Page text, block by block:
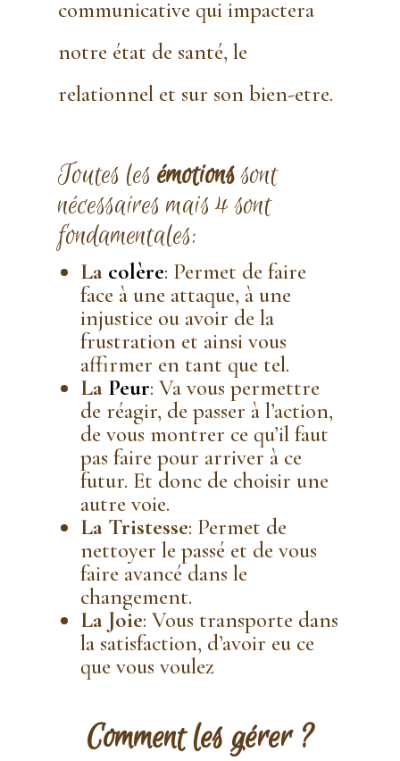
communicative qui impactera
notre état de santé, le
relationnel et sur son bien-etre.
Toutes les émotionssont
nécessaires mais 4 sont
fondamentales:
La colère: Permet de faire
face à une attaque, à une
injustice ou avoir de la
frustration et ainsi vous
affirmer en tant que tel.
La Peur: Va vous permettre
de réagir, de passer à l’action,
de vous montrer ce qu’il faut
pas faire pour arriver à ce
futur. Et donc de choisir une
autre voie.
La Tristesse: Permet de
nettoyer le passé et de vous
faire avancé dans le
changement.
La Joie: Vous transporte dans
la satisfaction, d’avoir eu ce
que vous voulez
Comment les gérer ?